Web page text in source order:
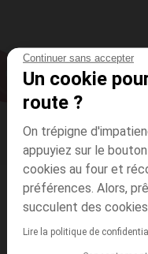
Continuer sans accepter
Un cookie
route ?
On trépigne
appuyiez sur le
cookies au four et
préférences. Alors,
succulent des
Lire la politique de